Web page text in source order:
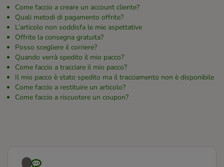
Come faccio a creare un account cliente?
Quali metodi di pagamento offrite?
L’articolo non soddisfa le mie aspettative
Offrite la consegna gratuita?
Posso scegliere il corriere?
Quando verrà spedito il mio pacco?
Come faccio a tracciare il mio pacco?
Il mio pacco è stato spedito ma il tracciamento non è disponibile
Come faccio a restituire un articolo?
Come faccio a riscuotere un coupon?